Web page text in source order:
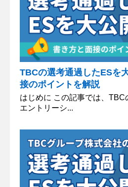
TBCの選考通過したESを
接のポイントを解説
はじめに この記事では、TBC
エントリーシ...